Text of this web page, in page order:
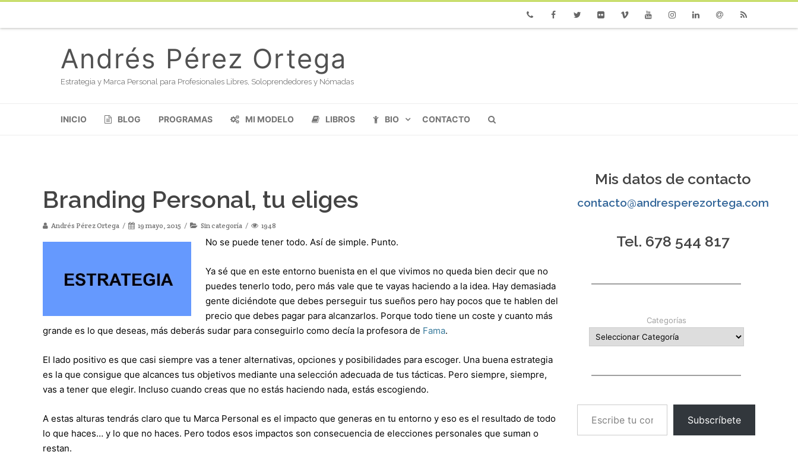
Andrés Pérez Ortega
Estrategia y Marca Personal para Profesionales Libres, Soloprendedores y Nómadas
INICIO BLOG PROGRAMAS MI MODELO LIBROS BIO CONTACTO
Branding Personal, tu eliges
Andrés Pérez Ortega 19 mayo, 2015 Sin categoría 1948
No se puede tener todo. Así de simple. Punto.
Ya sé que en este entorno buenista en el que vivimos no queda bien decir que no
puedes tenerlo todo, pero más vale que te vayas haciendo a la idea. Hay demasiada
gente diciéndote que debes perseguir tus sueños pero hay pocos que te hablen del
precio que debes pagar para alcanzarlos. Porque todo tiene un coste y cuanto más
grande es lo que deseas, más deberás sudar para conseguirlo como decía la profesora de Fama.
El lado positivo es que casi siempre vas a tener alternativas, opciones y posibilidades para escoger. Una buena estrategia
es la que consigue que alcances tus objetivos mediante una selección adecuada de tus tácticas. Pero siempre, siempre,
vas a tener que elegir. Incluso cuando creas que no estás haciendo nada, estás escogiendo.
A estas alturas tendrás claro que tu Marca Personal es el impacto que generas en tu entorno y eso es el resultado de todo
lo que haces… y lo que no haces. Pero todos esos impactos son consecuencia de elecciones personales que suman o
restan.
Mis datos de contacto
contacto@andresperezortega.com
Tel. 678 544 817
Categorías
Escribe tu correo electrónico…
Subscríbete